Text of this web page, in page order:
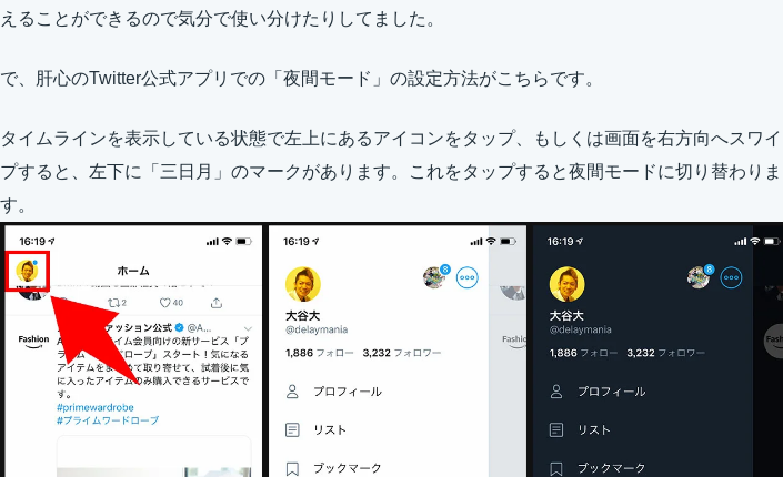
えることができるので気分で使い分けたりしてました。
で、肝心のTwitter公式アプリでの「夜間モード」の設定方法がこちらです。
タイムラインを表示している状態で左上にあるアイコンをタップ、もしくは画面を右方向へスワイ
プすると、左下に「三日月」のマークがあります。これをタップすると夜間モードに切り替わりま
す。